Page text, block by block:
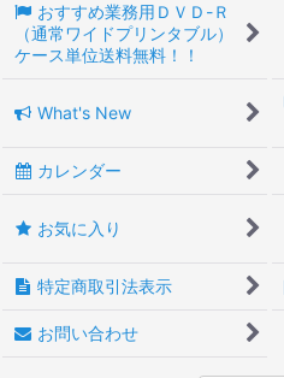
おすすめ業務用ＤＶＤ-Ｒ
（通常ワイドプリンタブル）
ケース単位送料無料！！
What's New
カレンダー
お気に入り
特定商取引法表示
お問い合わせ